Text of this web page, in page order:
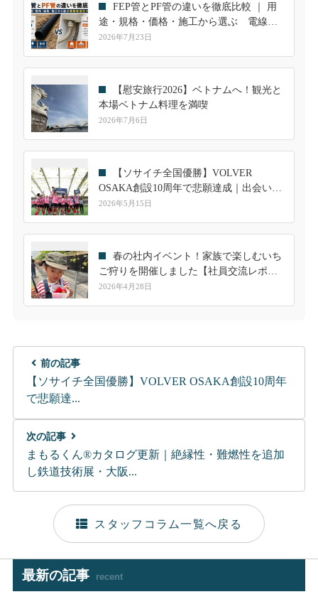
FEP管とPF管の違いを徹底比較 ｜ 用
途・規格・価格・施工から選ぶ 電線管
選定ガイド
2026年7月23日
【慰安旅行2026】ベトナムへ！観光と
本場ベトナム料理を満喫
2026年7月6日
【ソサイチ全国優勝】VOLVER
OSAKA創設10周年で悲願達成｜出会いが
繋いだ共和ゴムとのご縁
2026年5月15日
春の社内イベント！家族で楽しむいち
ご狩りを開催しました【社員交流レポー
ト】
2026年4月28日
前の記事
【ソサイチ全国優勝】VOLVER OSAKA創設10周年
で悲願達...
次の記事
まもるくん®カタログ更新｜絶縁性・難燃性を追加
し鉄道技術展・大阪...
スタッフコラム一覧へ戻る
最新の記事 recent